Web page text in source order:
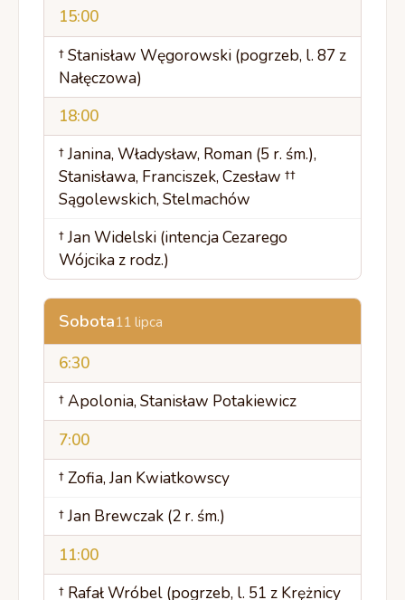
15:00
† Stanisław Węgorowski (pogrzeb, l. 87 z
Nałęczowa)
18:00
† Janina, Władysław, Roman (5 r. śm.),
Stanisława, Franciszek, Czesław ††
Sągolewskich, Stelmachów
† Jan Widelski (intencja Cezarego
Wójcika z rodz.)
Sobota11 lipca
6:30
† Apolonia, Stanisław Potakiewicz
7:00
† Zofia, Jan Kwiatkowscy
† Jan Brewczak (2 r. śm.)
11:00
† Rafał Wróbel (pogrzeb, l. 51 z Krężnicy